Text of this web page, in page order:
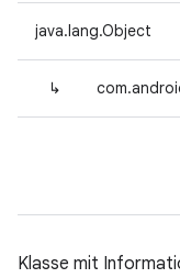
java.lang.Object
↳
Klasse mit